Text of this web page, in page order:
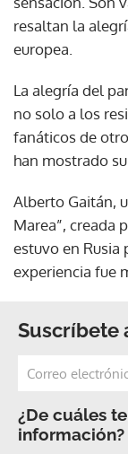
resaltan la
europea.
La alegría del
no solo a los
fanáticos de
han mostrado su
Alberto Gaitán,
Marea”, creada
estuvo en Rusia
experiencia fue
Suscríbete
¿De cuáles
información?